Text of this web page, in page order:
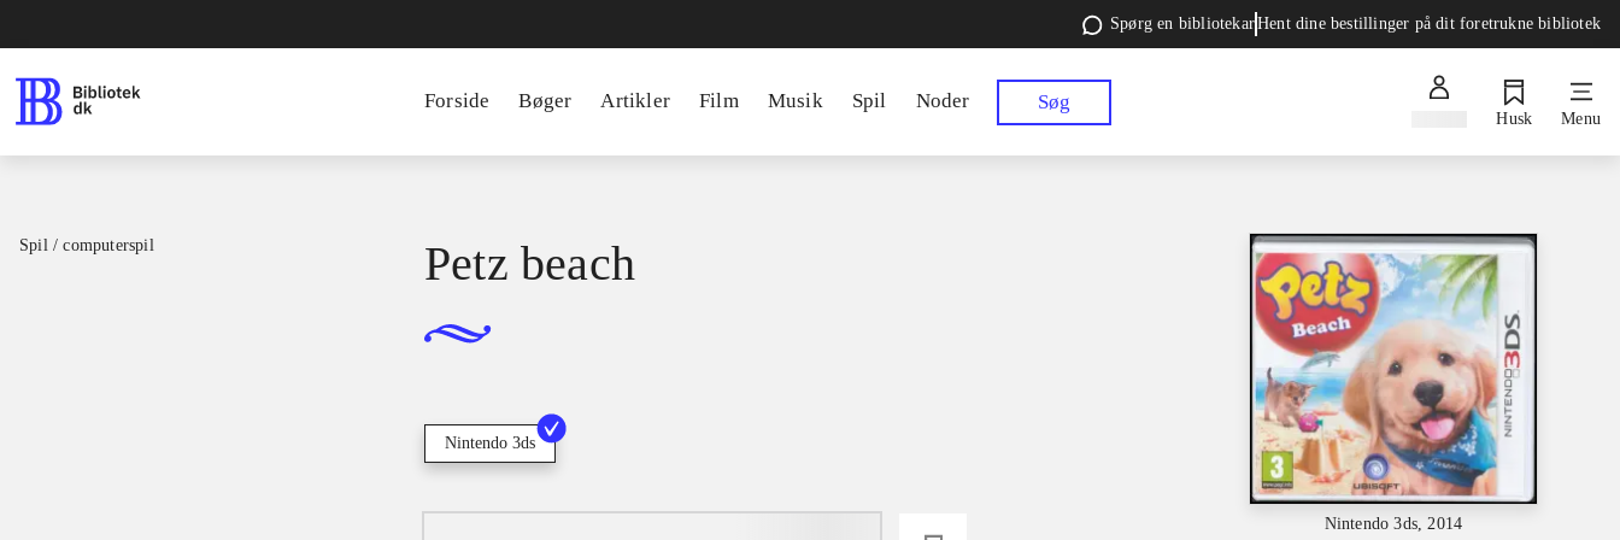
Spørg en bibliotekarHent dine bestillinger på dit foretrukne bibliotek
Forside Bøger Artikler Film Musik Spil Noder Søg
Husk Menu
Spil / computerspil
Nintendo 3ds, 2014
Petz beach
Nintendo 3ds